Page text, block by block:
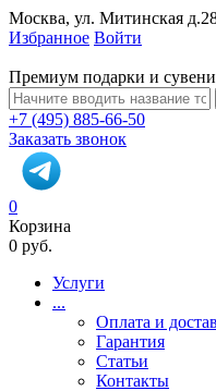
Москва, ул. Митинская
Избранное Войти
Премиум подарки и
+7 (495) 885-66-50
Заказать звонок
0
Корзина
0 руб.
Услуги
...
Оплата и
Гарантия
Статьи
Контакты